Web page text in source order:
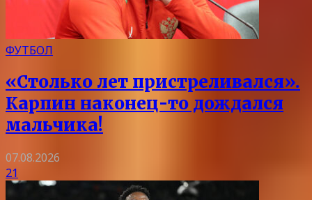
ФУТБОЛ
«Столько лет пристреливался».
Карпин наконец-то дождался
мальчика!
07.08.2026
21